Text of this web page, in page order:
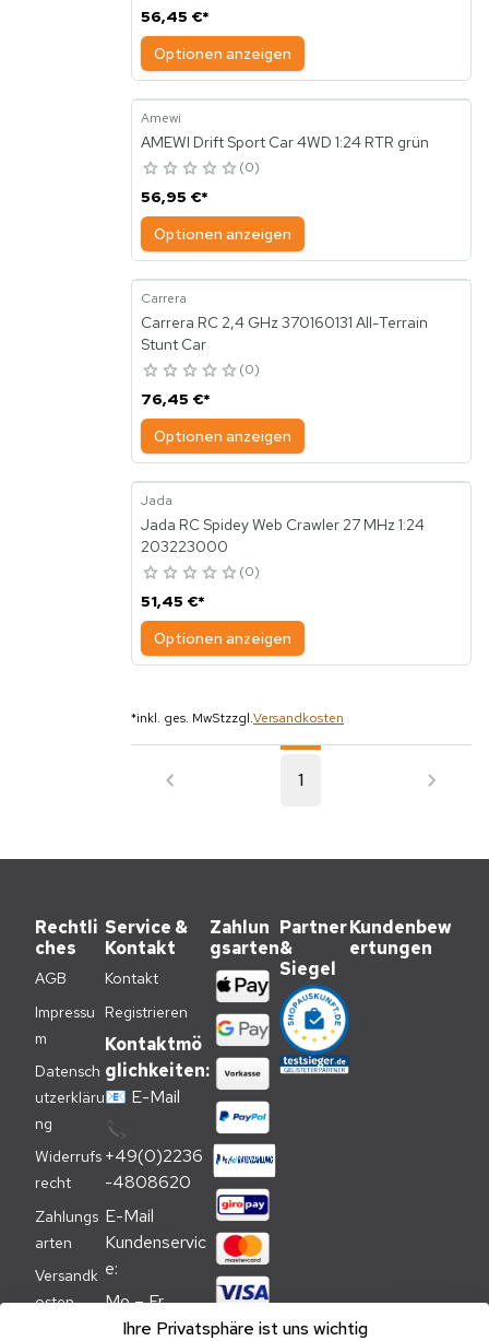
56,45 €*
Optionen anzeigen
Amewi
AMEWI Drift Sport Car 4WD 1:24 RTR grün
0
56,95 €*
Optionen anzeigen
Carrera
Carrera RC 2,4 GHz 370160131 All-Terrain
Stunt Car
0
76,45 €*
Optionen anzeigen
Jada
Jada RC Spidey Web Crawler 27 MHz 1:24
203223000
0
51,45 €*
Optionen anzeigen
*inkl. ges. MwStzzgl.Versandkosten
1
Ihre Privatsphäre ist uns wichtig
Rechtli
ches
AGB
Impressu
m
Datensch
utzerkläru
ng
Widerrufs
recht
Zahlungs
arten
Versandk
osten
Service &
Kontakt
Kontakt
Registrieren
Kontaktmö
glichkeiten:
📧 E-Mail
📞
+49(0)2236
-4808620
E-Mail
Kundenservic
e:
Mo – Fr
09:00 –
Zahlun
gsarten
Partner
&
Siegel
Kundenbew
ertungen